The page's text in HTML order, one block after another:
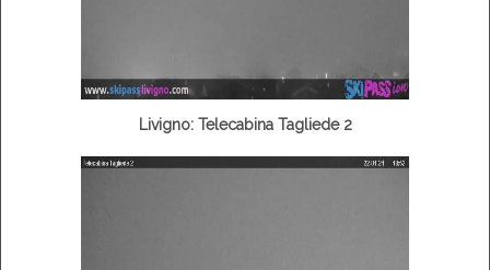
Livigno: Telecabina Tagliede 2